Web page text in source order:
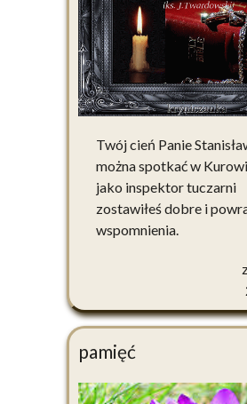
Twój cień Panie
można spotkać w
jako inspektor tuczarni
zostawiłeś dobre i
wspomnienia.
pamięć